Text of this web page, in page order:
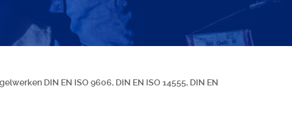
DIN EN ISO 9606, DIN EN ISO 14555, DIN EN